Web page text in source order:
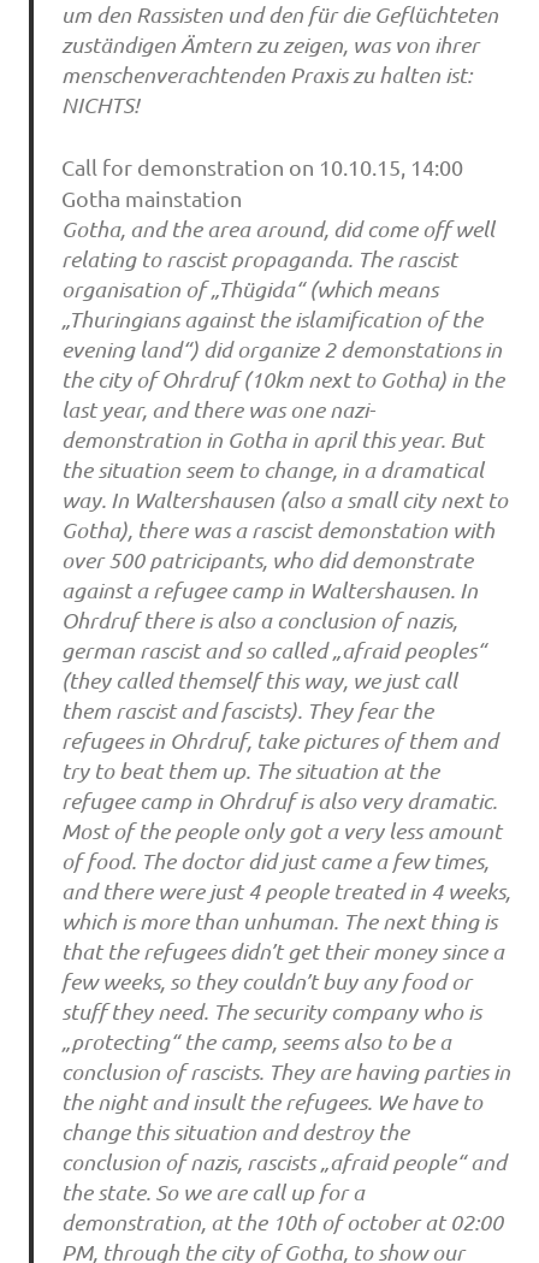
um den Rassisten und den für die Geflüchteten
zuständigen Ämtern zu zeigen, was von ihrer
menschenverachtenden Praxis zu halten ist:
NICHTS!
Call for demonstration on 10.10.15, 14:00
Gotha mainstation
Gotha, and the area around, did come off well
relating to rascist propaganda. The rascist
organisation of „Thügida“ (which means
„Thuringians against the islamification of the
evening land“) did organize 2 demonstations in
the city of Ohrdruf (10km next to Gotha) in the
last year, and there was one nazi-
demonstration in Gotha in april this year. But
the situation seem to change, in a dramatical
way. In Waltershausen (also a small city next to
Gotha), there was a rascist demonstation with
over 500 patricipants, who did demonstrate
against a refugee camp in Waltershausen. In
Ohrdruf there is also a conclusion of nazis,
german rascist and so called „afraid peoples“
(they called themself this way, we just call
them rascist and fascists). They fear the
refugees in Ohrdruf, take pictures of them and
try to beat them up. The situation at the
refugee camp in Ohrdruf is also very dramatic.
Most of the people only got a very less amount
of food. The doctor did just came a few times,
and there were just 4 people treated in 4 weeks,
which is more than unhuman. The next thing is
that the refugees didn’t get their money since a
few weeks, so they couldn’t buy any food or
stuff they need. The security company who is
„protecting“ the camp, seems also to be a
conclusion of rascists. They are having parties in
the night and insult the refugees. We have to
change this situation and destroy the
conclusion of nazis, rascists „afraid people“ and
the state. So we are call up for a
demonstration, at the 10th of october at 02:00
PM, through the city of Gotha, to show our